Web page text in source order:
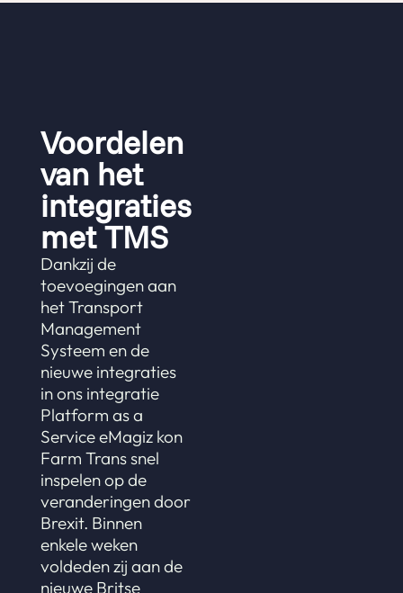
Voordelen
van het
integraties
met TMS
Dankzij de
toevoegingen aan
het Transport
Management
Systeem en de
nieuwe integraties
in ons integratie
Platform as a
Service eMagiz kon
Farm Trans snel
inspelen op de
veranderingen door
Brexit. Binnen
enkele weken
voldeden zij aan de
nieuwe Britse